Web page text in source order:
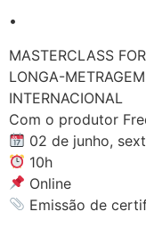
•
MASTERCLASS
LONGA-
INTERNACIONAL
Com o produtor
02 de junho,
10h
Online
Emissão de